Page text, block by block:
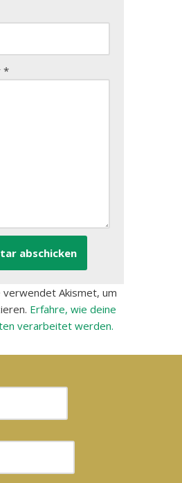
*
Akismet, um
Erfahre, wie deine
verarbeitet werden.